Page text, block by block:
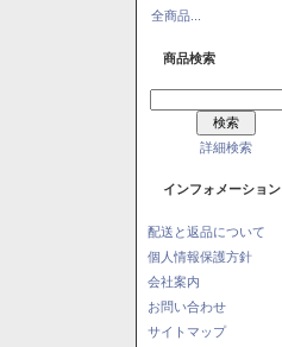
全商品...
商品検索
詳細検索
インフォメーション
配送と返品について
個人情報保護方針
会社案内
お問い合わせ
サイトマップ